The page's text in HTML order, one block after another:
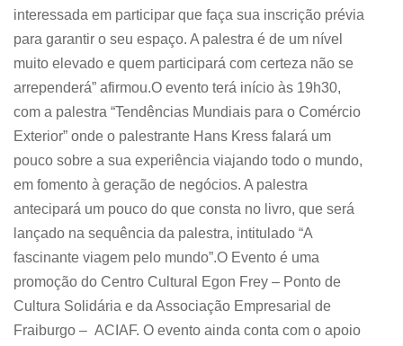
interessada em participar que faça sua inscrição prévia
para garantir o seu espaço. A palestra é de um nível
muito elevado e quem participará com certeza não se
arrependerá” afirmou.O evento terá início às 19h30,
com a palestra “Tendências Mundiais para o Comércio
Exterior” onde o palestrante Hans Kress falará um
pouco sobre a sua experiência viajando todo o mundo,
em fomento à geração de negócios. A palestra
antecipará um pouco do que consta no livro, que será
lançado na sequência da palestra, intitulado “A
fascinante viagem pelo mundo”.O Evento é uma
promoção do Centro Cultural Egon Frey – Ponto de
Cultura Solidária e da Associação Empresarial de
Fraiburgo – ACIAF. O evento ainda conta com o apoio